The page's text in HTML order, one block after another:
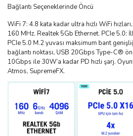
Bağlantı Seçeneklerinde Öncü
WiFi 7: 4.8 kata kadar ultra hızlı WiFi
160 MHz. Realtek 5Gb Ethernet. PCIe 5.0:
PCIe 5.0 M.2 yuvası maksimum bant
bağlantı noktası, USB 20Gbps Type-C® ön
10Gbps ile 30W’a kadar PD hızlı şarj.
Atmos, SupremeFX.